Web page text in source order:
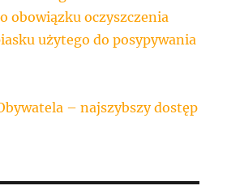
obowiązku oczyszczenia
użytego do posypywania
– najszybszy dostęp